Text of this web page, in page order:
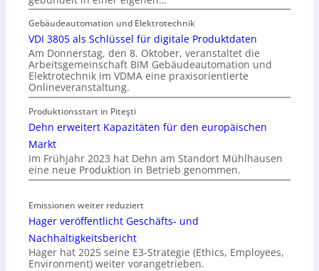
Gebäudeautomation und Elektrotechnik
VDI 3805 als Schlüssel für digitale Produktdaten
Am Donnerstag, den 8. Oktober, veranstaltet die
Arbeitsgemeinschaft BIM Gebäudeautomation und
Elektrotechnik im VDMA eine praxisorientierte
Onlineveranstaltung.
Produktionsstart in Piteşti
Dehn erweitert Kapazitäten für den europäischen
Markt
Im Frühjahr 2023 hat Dehn am Standort Mühlhausen
eine neue Produktion in Betrieb genommen.
Emissionen weiter reduziert
Hager veröffentlicht Geschäfts- und
Nachhaltigkeitsbericht
Hager hat 2025 seine E3-Strategie (Ethics, Employees,
Environment) weiter vorangetrieben.